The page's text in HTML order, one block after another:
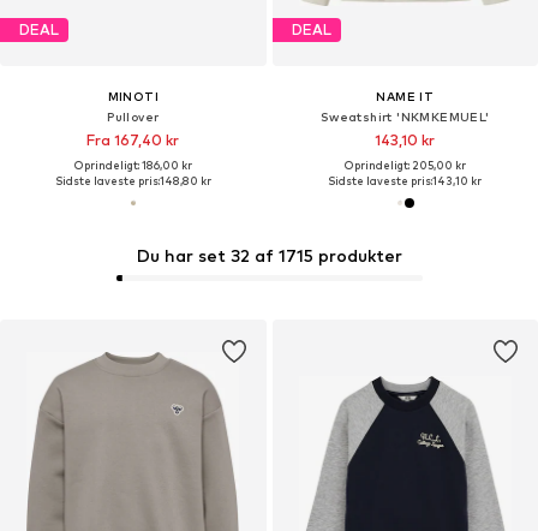
DEAL
MINOTI
Pullover
Fra 167,40 kr
Oprindeligt: 186,00 kr
Sidste laveste pris:148,80 kr
DEAL
NAME IT
Sweatshirt 'NKMKEMUEL'
143,10 kr
Oprindeligt: 205,00 kr
Sidste laveste pris:143,10 kr
Du har set 32 af 1715 produkter